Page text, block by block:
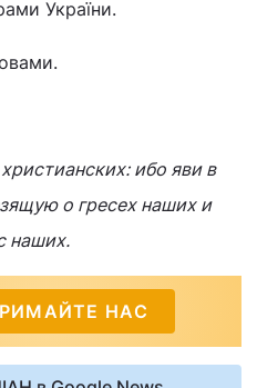
України.
ибо яви в
о гресех наших и
наших.
НАС